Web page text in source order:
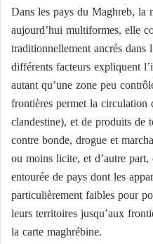
Dans les pays du Maghreb, la
aujourd’hui multiformes, elle
traditionnellement ancrés
différents facteurs expliquent
autant qu’une zone peu
frontières permet la
clandestine), et de produits de
contre bonde, drogue et
ou moins licite, et d’autre
entourée de pays dont les
particulièrement faibles pour
leurs territoires jusqu’aux
la carte maghrébine.